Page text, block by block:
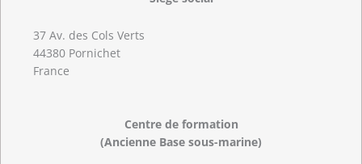
37 Av. des Cols Verts
44380 Pornichet
France
Centre de formation
(Ancienne Base sous-marine)